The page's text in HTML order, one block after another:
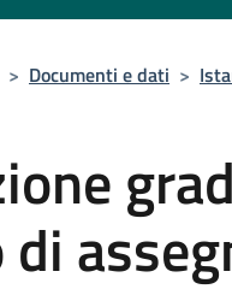
> Documenti e dati >